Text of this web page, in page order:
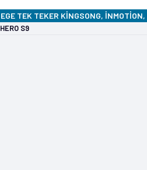
EGE TEK TEKER KİNGSONG,
HERO S9